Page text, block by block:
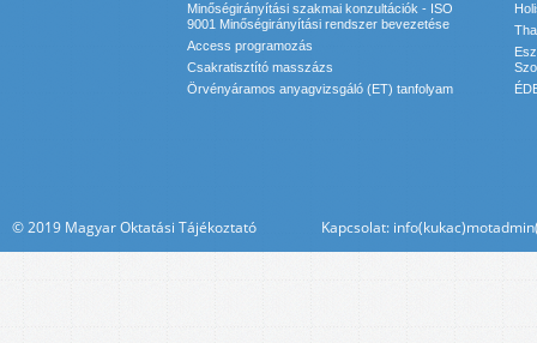
Minőségirányítási szakmai konzultációk - ISO
9001 Minőségirányítási rendszer bevezetése
Access programozás
Csakratisztító masszázs
Örvényáramos anyagvizsgáló (ET) tanfolyam
© 2019 Magyar Oktatási Tájékoztató Kapcsolat: